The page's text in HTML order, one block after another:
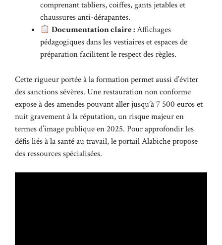
comprenant tabliers, coiffes, gants jetables et
chaussures anti-dérapantes.
Documentation claire :Affichages
pédagogiques dans les vestiaires et espaces de
préparation facilitent le respect des règles.
Cette rigueur portée à la formation permet aussi d’éviter
des sanctions sévères. Une restauration non conforme
expose à des amendes pouvant aller jusqu’à 7 500 euros et
nuit gravement à la réputation, un risque majeur en
termes d’image publique en 2025. Pour approfondir les
défis liés à la santé au travail, le portailAlabichepropose
des ressources spécialisées.